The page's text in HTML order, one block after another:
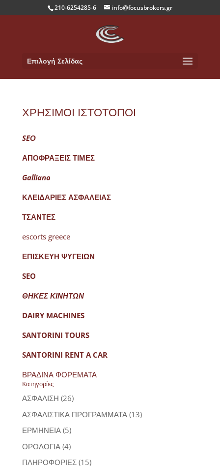
210-6254285-6 info@focusbrokers.gr
Επιλογή Σελίδας
ΧΡΗΣΙΜΟΙ ΙΣΤΟΤΟΠΟΙ
SEΟ
ΑΠΟΦΡΑΞΕΙΣ ΤΙΜΕΣ
Galliano
ΚΛΕΙΔΑΡΙΕΣ ΑΣΦΑΛΕΙΑΣ
ΤΣΑΝΤΕΣ
escorts greece
ΕΠΙΣΚΕΥΗ ΨΥΓΕΙΩΝ
SEO
ΘΗΚΕΣ ΚΙΝΗΤΩΝ
DAIRY MACHINES
SANTORINI TOURS
SANTORINI RENT A CAR
ΒΡΑΔΙΝΑ ΦΟΡΕΜΑΤΑ
Kατηγορίες
ΑΣΦΑΛΙΣΗ (26)
ΑΣΦΑΛΙΣΤΙΚΑ ΠΡΟΓΡΑΜΜΑΤΑ(13)
ΕΡΜΗΝΕΙΑ(5)
ΟΡΟΛΟΓΙΑ(4)
ΠΛΗΡΟΦΟΡΙΕΣ(15)